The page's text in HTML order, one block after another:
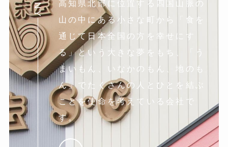
高知県北部に位置する四国山脈の
山の中にある小さな町から「食を
通じて日本全国の方を幸せにす
る」という大きな夢をもち、「う
まいもん、いなかのもん、地のも
ん」でたくさんの人とひとを結ぶ
ことを使命を考えている会社で
す。